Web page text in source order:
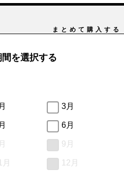
まとめて購入する
を選択する
3月
6月
9月
月 12月